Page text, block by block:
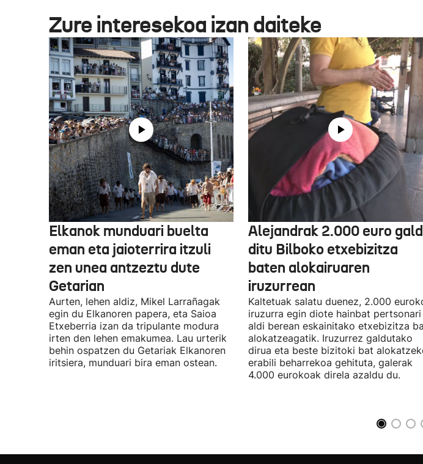
Zure interesekoa izan daiteke
Elkanok munduari buelta
eman eta jaioterrira itzuli
zen unea antzeztu dute
Getarian
Aurten, lehen aldiz, Mikel Larrañagak
egin du Elkanoren papera, eta Saioa
Etxeberria izan da tripulante modura
irten den lehen emakumea. Lau urterik
behin ospatzen du Getariak Elkanoren
iritsiera, munduari bira eman ostean.
Alejandrak 2.000 euro
ditu Bilboko etxebizitza
baten alokairuaren
iruzurrean
Kaltetuak salatu duenez, 2.000
iruzurra egin diote hainbat pertsonari
aldi berean eskainitako etxebizitza
alokatzeagatik. Iruzurrez galdutako
dirua eta beste bizitoki bat
erabili beharrekoa gehituta, galerak
4.000 eurokoak direla azaldu du.